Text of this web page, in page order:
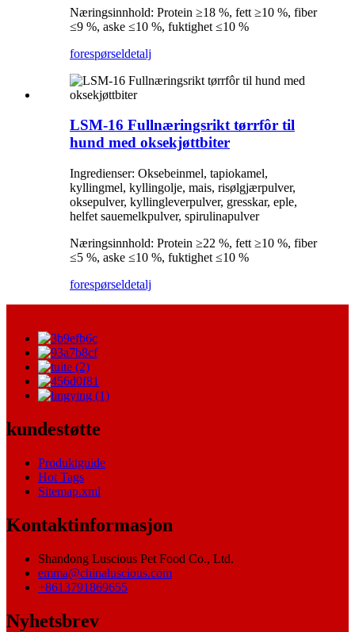
Næringsinnhold: Protein ≥18 %, fett ≥10 %, fiber
≤9 %, aske ≤10 %, fuktighet ≤10 %
forespørseldetalj
LSM-16 Fullnæringsrikt tørrfôr til
hund med oksekjøttbiter
Ingredienser: Oksebeinmel, tapiokamel,
kyllingmel, kyllingolje, mais, risølgjærpulver,
oksepulver, kyllingleverpulver, gresskar, eple,
helfet sauemelkpulver, spirulinapulver
Næringsinnhold: Protein ≥22 %, fett ≥10 %, fiber
≤5 %, aske ≤10 %, fuktighet ≤10 %
forespørseldetalj
kundestøtte
Produktguide
Hot Tags
Sitemap.xml
Kontaktinformasjon
Shandong Luscious Pet Food Co., Ltd.
emma@chinaluscious.com
+8613791869655
Nyhetsbrev